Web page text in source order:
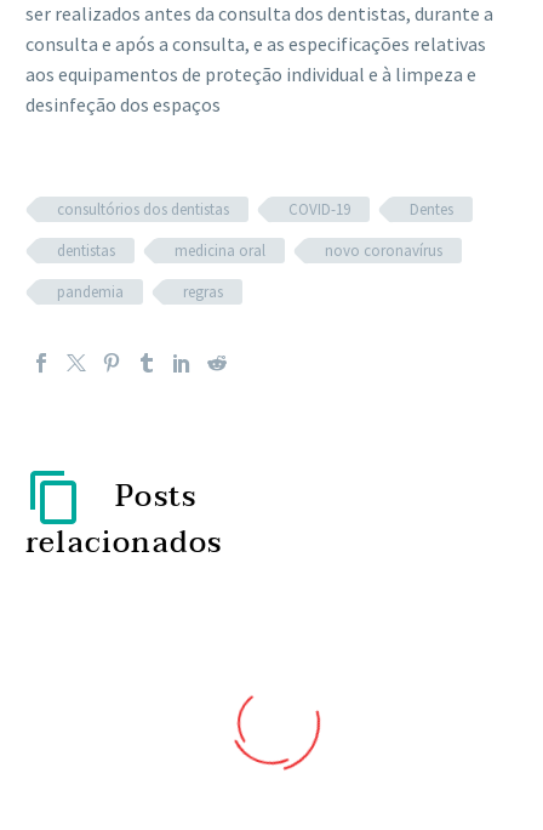
ser realizados antes da consulta dos dentistas, durante a
consulta e após a consulta, e as especificações relativas
aos equipamentos de proteção individual e à limpeza e
desinfeção dos espaços
consultórios dos dentistas COVID-19
Dentes
dentistas
medicina oral
novo coronavírus
pandemia
regras
Posts
relacionados